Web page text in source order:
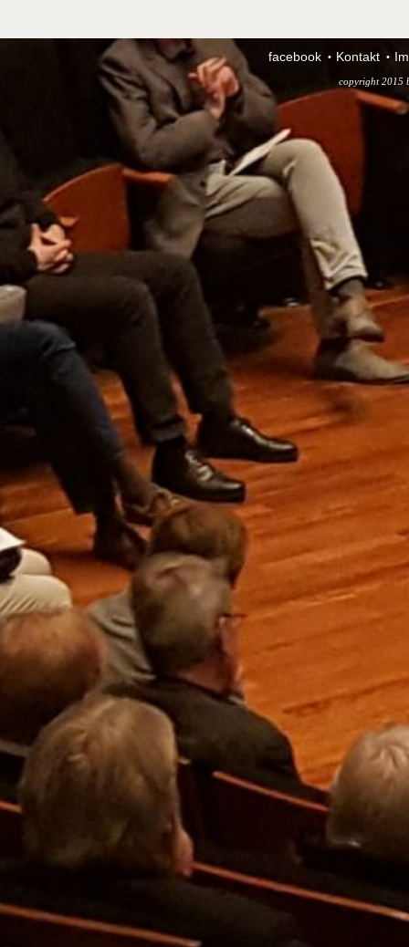
facebook Kontakt
copyright 2015